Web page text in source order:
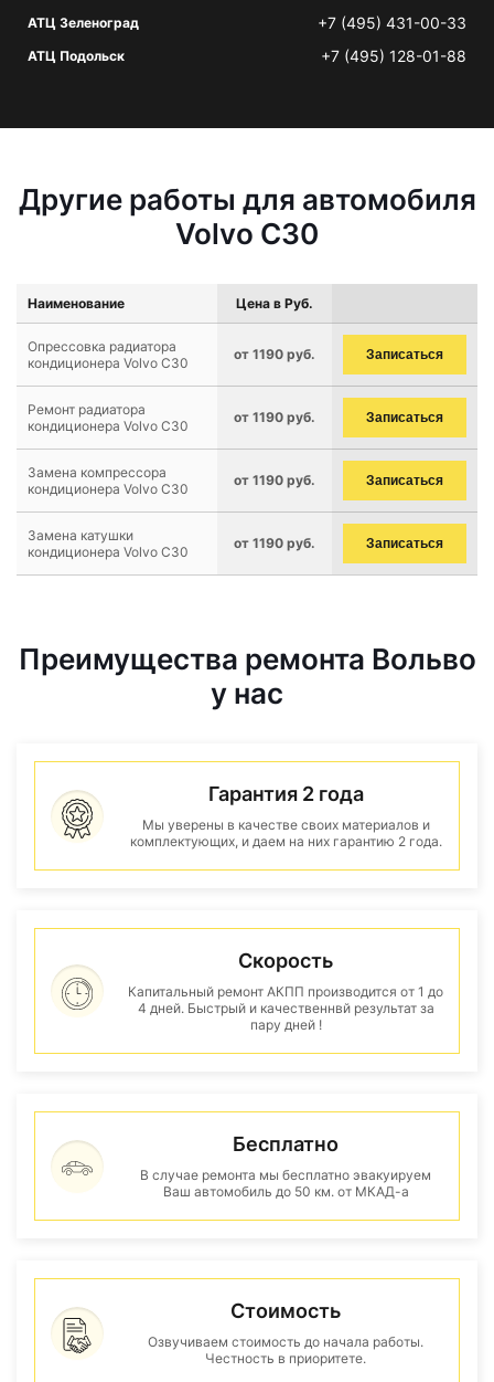
АТЦ Зеленоград +7 (495) 431-00-33
АТЦ Подольск +7 (495) 128-01-88
Другие работы для автомобиля
Volvo C30
Наименование Цена в Руб.
Опрессовка радиатора
кондиционера Volvo C30
от 1190 руб. Записаться
Ремонт радиатора
кондиционера Volvo C30
от 1190 руб. Записаться
Замена компрессора
кондиционера Volvo C30
от 1190 руб. Записаться
Замена катушки
кондиционера Volvo C30
от 1190 руб. Записаться
Преимущества ремонта Вольво
у нас
Гарантия 2 года
Мы уверены в качестве своих материалов и
комплектующих, и даем на них гарантию 2 года.
Скорость
Капитальный ремонт АКПП производится от 1 до
4 дней. Быстрый и качественнвй результат за
пару дней !
Бесплатно
В случае ремонта мы бесплатно эвакуируем
Ваш автомобиль до 50 км. от МКАД-а
Стоимость
Озвучиваем стоимость до начала работы.
Честность в приоритете.